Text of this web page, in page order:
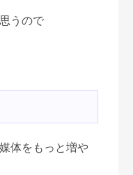
うので
体をもっと増や